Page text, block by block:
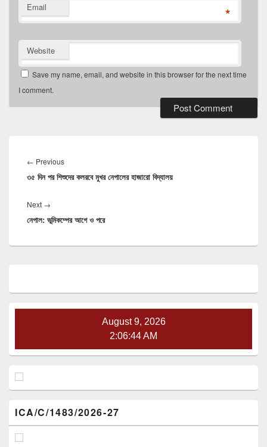
Email *
Website
Save my name, email, and website in this browser for the next time
I comment.
navigation
← PreviousPrevious
post:
৩৫ দিন পর শিশুদের কলরবে মুখর নেপালের হাজারো বিদ্যালয়
Next →
post:
নেপাল: ভূমিকম্পের আগে ও পরে
Widget
August 9, 2026
2:06:45 AM
ICA/C/1483/2026-27